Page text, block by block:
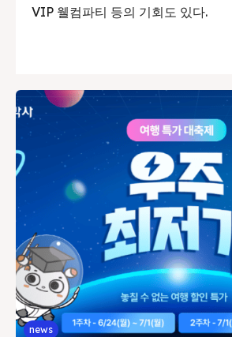
VIP 웰컴파티 등의 기회도 있다.
news